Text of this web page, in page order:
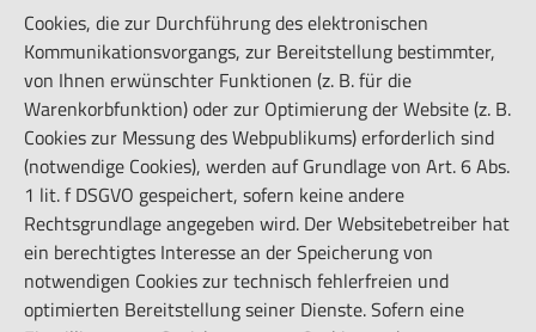
Cookies, die zur Durchführung des elektronischen
Kommunikationsvorgangs, zur Bereitstellung bestimmter,
von Ihnen erwünschter Funktionen (z. B. für die
Warenkorbfunktion) oder zur Optimierung der Website (z. B.
Cookies zur Messung des Webpublikums) erforderlich sind
(notwendige Cookies), werden auf Grundlage von Art. 6 Abs.
1 lit. f DSGVO gespeichert, sofern keine andere
Rechtsgrundlage angegeben wird. Der Websitebetreiber hat
ein berechtigtes Interesse an der Speicherung von
notwendigen Cookies zur technisch fehlerfreien und
optimierten Bereitstellung seiner Dienste. Sofern eine